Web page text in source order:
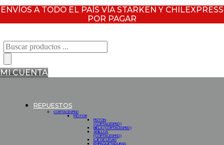
ENVÍOS A TODO EL PAÍS VÍA STARKEN Y CHILEXPRESS
POR PAGAR
Búsqueda
de
productos
MI CUENTA
REPUESTOS
CORTACESPED
MOTOR
PISTON
(CORTACESPED)
BIELA (CORTACESPED)
ANILLOS
(CORTACESPED)
EJE DE LEVAS
EMPAQUETADURAS